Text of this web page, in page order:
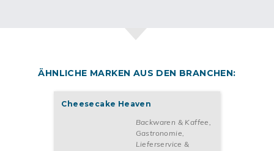
Schon seit 2007 hat der Franchisegeber Erfolg mit dieser
eingehen und dein eigenesFrench Tacos Restaurant eröffnen
Diese Tätigkeiten üben Franchisenehmer*innen
Franchisepartnerschaft mit O’Tacos
eröffnest du mindestens einen Standort des Franchise in deiner
ÄHNLICHE MARKEN AUS DEN BRANCHEN:
Cheesecake Heaven
Backwaren & Kaffee
Gastronomie,
Lieferservice &